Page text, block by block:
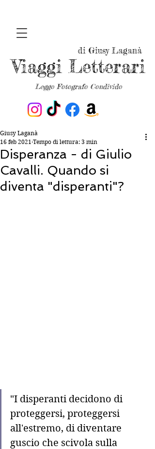
Leggo Fotografo Condivido
Viaggi Letterari
di Giusy Laganà
Disperanza - di Giulio
Cavalli. Quando si
diventa "disperanti"?
Giusy Laganà
16 feb 2021 Tempo di lettura: 3 min
"I disperanti decidono di
proteggersi, proteggersi
all'estremo, di diventare
guscio che scivola sulla